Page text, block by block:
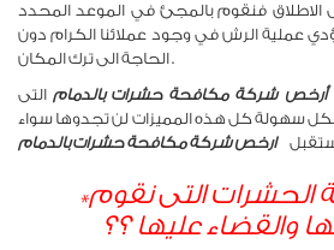
الاطلاق فنقوم بالمجئ في الموعد المحدد
عملية الرش في وجود عملائنا الكرام دون
الحاجة الى ترك المكان .
أرخص شركة مكافحة حشرات بالدمامالتى
بكل سهولة كل هذه المميزات لن تجدوها سواء
ارخص شركة مكافحة حشرات بالدمام
*ماهي نوعية الحشرات التى نقوم
والقضاء عليها ؟؟